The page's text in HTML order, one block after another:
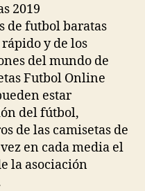
2019
de futbol baratas
y de los
del mundo de
Futbol Online
estar
del fútbol,
de las camisetas de
en cada media el
la asociación